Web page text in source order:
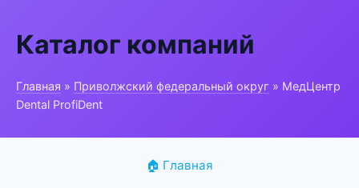
Каталог компаний
Главная » Приволжский федеральный округ » МедЦентр
Dental ProfiDent
🏠 Главная